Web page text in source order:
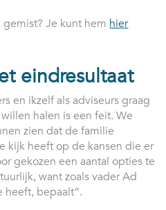
Je kunt hem hier
eindresultaat
en ikzelf als adviseurs graag
halen is een feit. We
zien dat de familie
kijk heeft op de kansen die er
gekozen een aantal opties te
want zoals vader Ad
heeft, bepaalt”.